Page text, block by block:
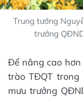
Trung tướng
trưởng
Để nâng cao
trào TĐQT trong
mưu trưởng